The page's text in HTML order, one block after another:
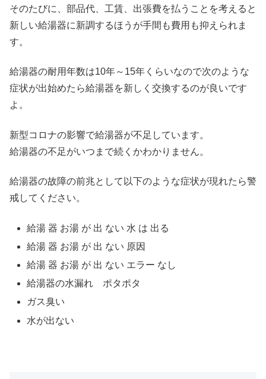
そのたびに、部品代、工賃、出張費を払うことを考えると
新しい給湯器に新調するほうが手間も費用も抑えられま
す。
給湯器の耐用年数は10年～15年くらいなので次のような
症状が出始めたら給湯器を新しく交換するのが良いです
よ。
新型コロナの影響で給湯器が不足しています。
給湯器の不足がいつまで続くかわかりません。
給湯器の故障の前兆として以下のような症状が現れたら警
戒してください。
給湯 器 お湯 が 出 ない 水 は 出る
給湯 器 お湯 が 出 ない 原因
給湯 器 お湯 が 出 ない エラー なし
給湯器の水漏れ ポタポタ
ガス臭い
水が出ない